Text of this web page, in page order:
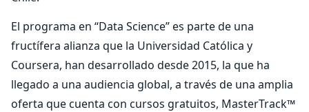
El programa en “Data Science” es parte de una
fructífera alianza que la Universidad Católica y
Coursera, han desarrollado desde 2015, la que ha
llegado a una audiencia global, a través de una amplia
oferta que cuenta con cursos gratuitos, MasterTrack™